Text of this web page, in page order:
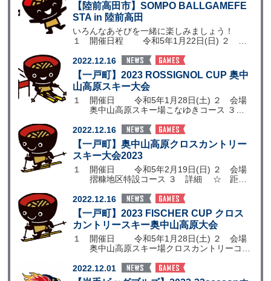
【陸前高田市】SOMPO BALLGAMEFE
STA in 陸前高田
いろんなあそびを一緒に楽しみましょう！
１ 開催日程 令和5年1月22日(日) ２ 会
2022.12.16
【一戸町】2023 ROSSIGNOL CUP 奥中
山高原スキー大会
１ 開催日 令和5年1月28日(土) ２ 会場
奥中山高原スキー場こなゆきコース ３
2022.12.16
【一戸町】奥中山高原クロスカントリー
スキー大会2023
１ 開催日 令和5年2月19日(日) ２ 会場
摺糠地区特設コース ３ 詳細 ☆ 距
2022.12.16
【一戸町】2023 FISCHER CUP クロス
カントリースキー奥中山高原大会
１ 開催日 令和5年1月28日(土) ２ 会場
奥中山高原スキー場クロスカントリーコー
2022.12.01